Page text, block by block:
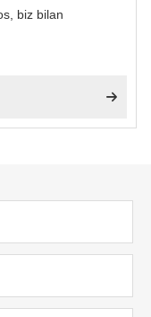
biz bilan
